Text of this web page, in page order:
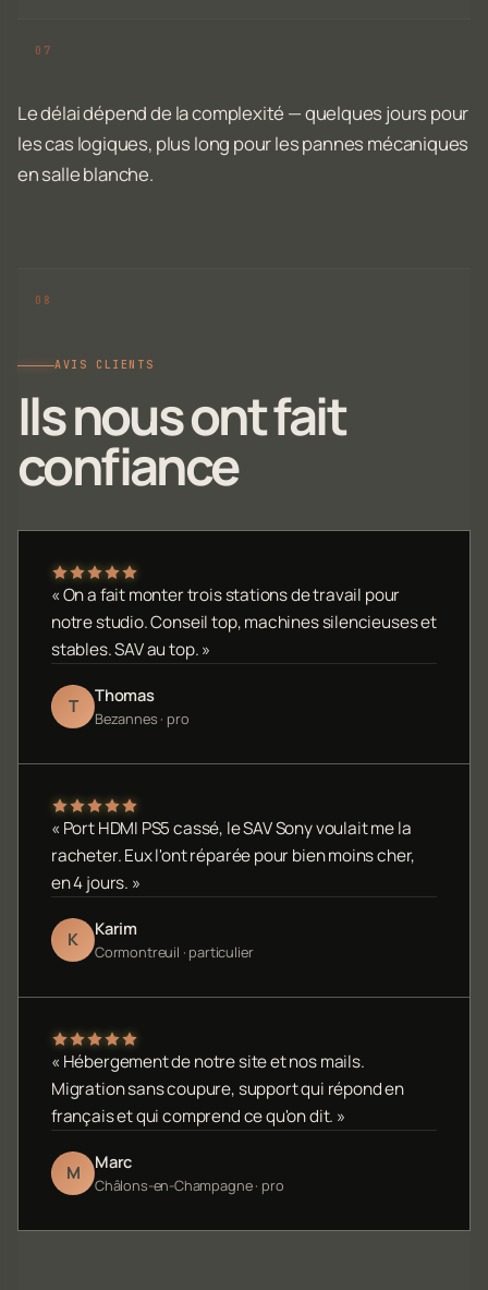
Le délai dépend de la complexité — quelques jours pour
les cas logiques, plus long pour les pannes mécaniques
en salle blanche.
AVIS CLIENTS
Ils nous ont fait
confiance
« On a fait monter trois stations de travail pour
notre studio. Conseil top, machines silencieuses et
stables. SAV au top. »
T Thomas
Bezannes · pro
« Port HDMI PS5 cassé, le SAV Sony voulait me la
racheter. Eux l'ont réparée pour bien moins cher,
en 4 jours. »
K Karim
Cormontreuil · particulier
« Hébergement de notre site et nos mails.
Migration sans coupure, support qui répond en
français et qui comprend ce qu'on dit. »
M Marc
Châlons-en-Champagne · pro